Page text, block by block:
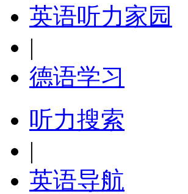
英语听力家园
|
德语学习
听力搜索
|
英语导航